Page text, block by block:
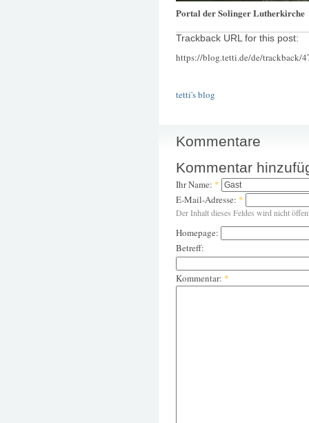
Portal der Solinger Lutherkirche
Trackback URL for this post:
https://blog.tetti.de/de/trackback/
tetti's blog
Kommentare
Kommentar
Ihr Name: *
E-Mail-Adresse: *
Der Inhalt dieses Feldes wird nicht
Homepage:
Betreff:
Kommentar: *